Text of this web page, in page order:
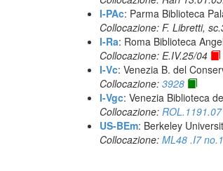
I-PAc: Parma Biblioteca
Collocazione: F. Libretti,
I-Ra: Roma Biblioteca
Collocazione: E.IV.25/04
I-Vc: Venezia B. del
Collocazione: 3928
I-Vgc: Venezia Biblioteca
Collocazione: ROL.1191.07
US-BEm: Berkeley
Collocazione: ML48 .I7